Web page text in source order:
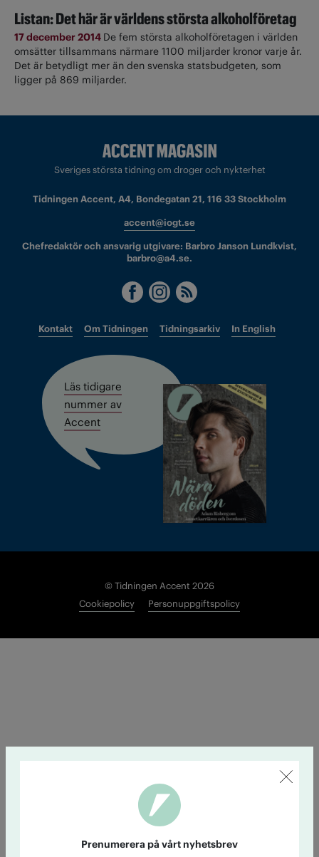
Listan: Det här är världens största alkoholföretag
17 december 2014 De fem största alkoholföretagen i världen
omsätter tillsammans närmare 1100 miljarder kronor varje år.
Det är betydligt mer än den svenska statsbudgeten, som
ligger på 869 miljarder.
Sveriges största tidning om droger och nykterhet
Tidningen Accent, A4, Bondegatan 21, 116 33 Stockholm
accent@iogt.se
Chefredaktör och ansvarig utgivare: Barbro Janson Lundkvist,
barbro@a4.se.
Kontakt Om Tidningen Tidningsarkiv In English
Läs tidigare
nummer av
Accent
© Tidningen Accent 2026
Cookiepolicy
Personuppgiftspolicy
Prenumerera på vårt nyhetsbrev